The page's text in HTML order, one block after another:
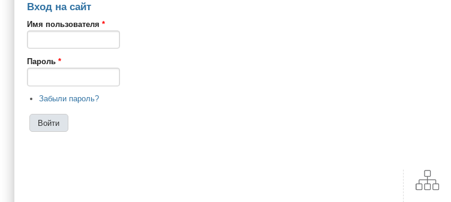
Вход на сайт
Имя пользователя *
Пароль *
Забыли пароль?